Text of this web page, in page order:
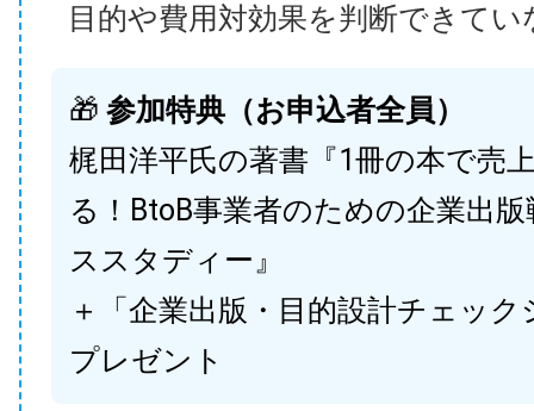
目的や費用対効果を判断できてい
🎁 参加特典（お申込者全員）
梶田洋平氏の著書『1冊の本で売
る！BtoB事業者のための企業出
ススタディー』
＋「企業出版・目的設計チェック
プレゼント